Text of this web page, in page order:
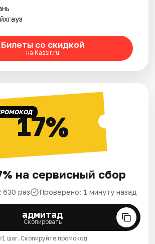
Билеты со скидкой
на Kassir.ru
17%
на сервисный сбор
630 раз Проверено: 1 минуту назад
адмитад
Скопировать
1 шаг. Скопируйте промокод